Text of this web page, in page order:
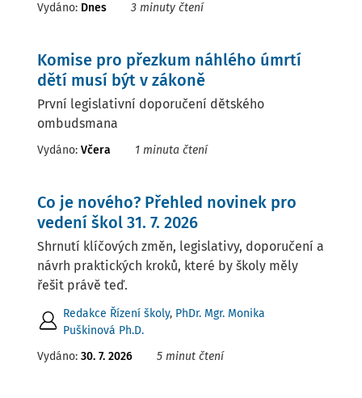
Vydáno: Dnes 3 minuty čtení
Komise pro přezkum náhlého úmrtí
dětí musí být v zákoně
První legislativní doporučení dětského
ombudsmana
Vydáno: Včera 1 minuta čtení
Co je nového? Přehled novinek pro
vedení škol 31. 7. 2026
Shrnutí klíčových změn, legislativy, doporučení a
návrh praktických kroků, které by školy měly
řešit právě teď.
Redakce Řízení školy, PhDr. Mgr. Monika
Puškinová Ph.D.
Vydáno: 30. 7. 2026 5 minut čtení